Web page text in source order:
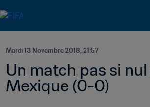
Mardi 13 Novembre 2018, 21:57
Un match pas si
Mexique (0-0)